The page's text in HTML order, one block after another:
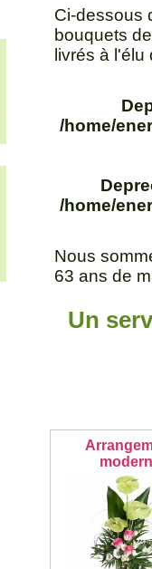
Ci-dessous
bouquets
livrés à
/home/
/home/
Nous
63 ans de
Un